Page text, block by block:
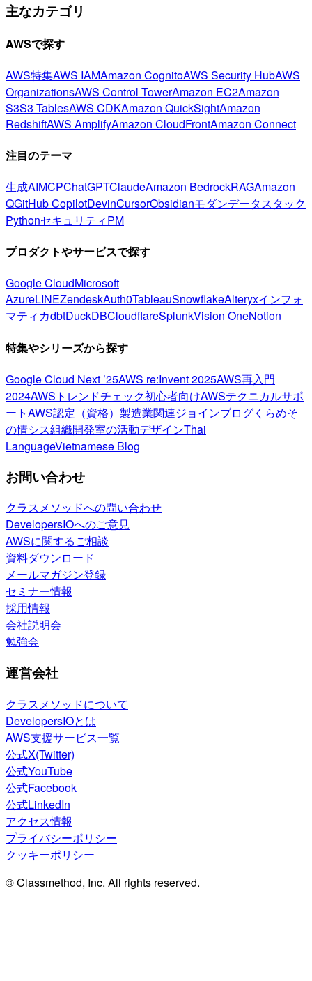
主なカテゴリ
AWSで探す
AWS特集AWS IAMAmazon CognitoAWS Security HubAWS
OrganizationsAWS Control TowerAmazon EC2Amazon
S3S3 TablesAWS CDKAmazon QuickSightAmazon
RedshiftAWS AmplifyAmazon CloudFrontAmazon Connect
注目のテーマ
生成AIMCPChatGPTClaudeAmazon BedrockRAGAmazon
QGitHub CopilotDevinCursorObsidianモダンデータスタック
PythonセキュリティPM
プロダクトやサービスで探す
Google CloudMicrosoft
AzureLINEZendeskAuth0TableauSnowflakeAlteryxインフォ
マティカdbtDuckDBCloudflareSplunkVision OneNotion
特集やシリーズから探す
Google Cloud Next ’25AWS re:Invent 2025AWS再入門
2024AWSトレンドチェック初心者向けAWSテクニカルサポ
ートAWS認定（資格） 製造業関連ジョインブログくらめそ
の情シス組織開発室の活動デザインThai
LanguageVietnamese Blog
お問い合わせ
クラスメソッドへの問い合わせ
DevelopersIOへのご意見
AWSに関するご相談
資料ダウンロード
メールマガジン登録
セミナー情報
採用情報
会社説明会
勉強会
運営会社
クラスメソッドについて
DevelopersIOとは
AWS支援サービス一覧
公式X(Twitter)
公式YouTube
公式Facebook
公式LinkedIn
アクセス情報
プライバシーポリシー
クッキーポリシー
© Classmethod, Inc. All rights reserved.